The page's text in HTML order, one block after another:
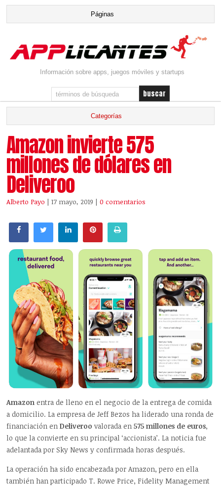
Información sobre apps, juegos móviles y startups
Amazon invierte 575
millones de dólares en
Deliveroo
Alberto Payo | 17 mayo, 2019 |0 comentarios
Amazon entra de lleno en el negocio de la entrega de comida
a domicilio. La empresa de Jeff Bezos ha liderado una ronda de
financiación enDeliveroo valorada en575 millones de euros,
lo que la convierte en su principal ‘accionista’. La noticia fue
adelantada por Sky News y confirmada horas después.
La operación ha sido encabezada por Amazon, pero en ella
también han participado T. Rowe Price, Fidelity Management